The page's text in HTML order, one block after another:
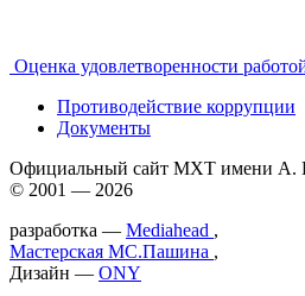
Оценка удовлетворенности
Противодействие коррупции
Документы
Официальный сайт МХТ имени А.
© 2001 — 2026
разработка — Mediahead ,
Мастерская МС.Пашина ,
Дизайн — ONY